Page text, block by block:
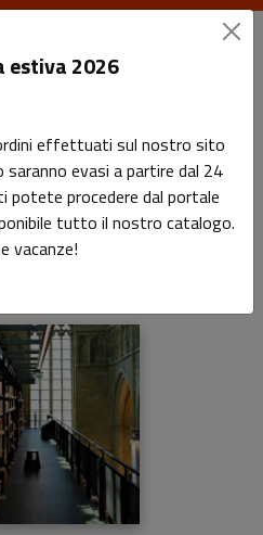
del sapere
estiva 2026
effettuati sul nostro sito
evasi a partire dal 24
potete procedere dal portale
tutto il nostro catalogo.
vacanze!